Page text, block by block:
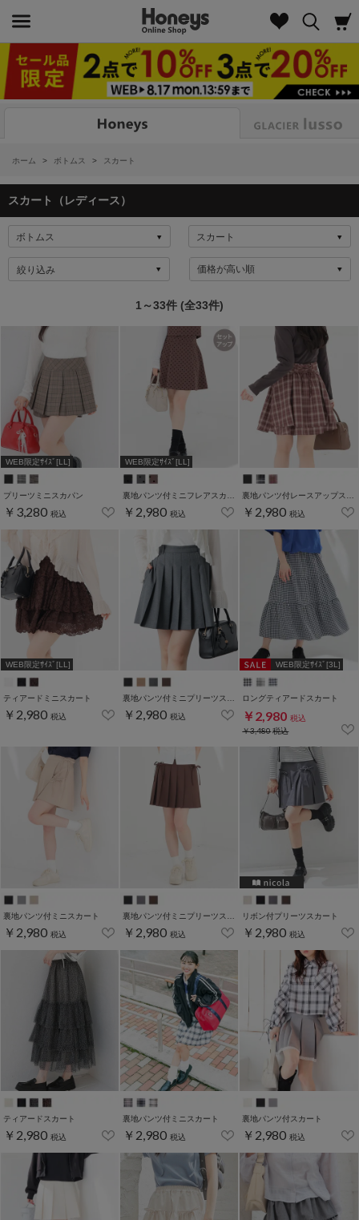
ホーム > ボトムス > スカート
スカート（レディース）
絞り込み
1～33件 (全33件)
WEB限定ｻｲｽﾞ[LL]
プリーツミニスカパン
￥3,280 税込
WEB限定ｻｲｽﾞ[LL]
￥2,980 税込 ￥2,980 税込
WEB限定ｻｲｽﾞ[LL]
ティアードミニスカート
￥2,980 税込 ￥2,980 税込
WEB限定ｻｲｽﾞ[3L]
ロングティアードスカート
￥2,980 税込
￥3,480税込
裏地パンツ付ミニスカート
￥2,980 税込 ￥2,980 税込
リボン付プリーツスカート
￥2,980 税込
ティアードスカート
￥2,980 税込
裏地パンツ付ミニスカート
￥2,980 税込
裏地パンツ付スカート
￥2,980 税込